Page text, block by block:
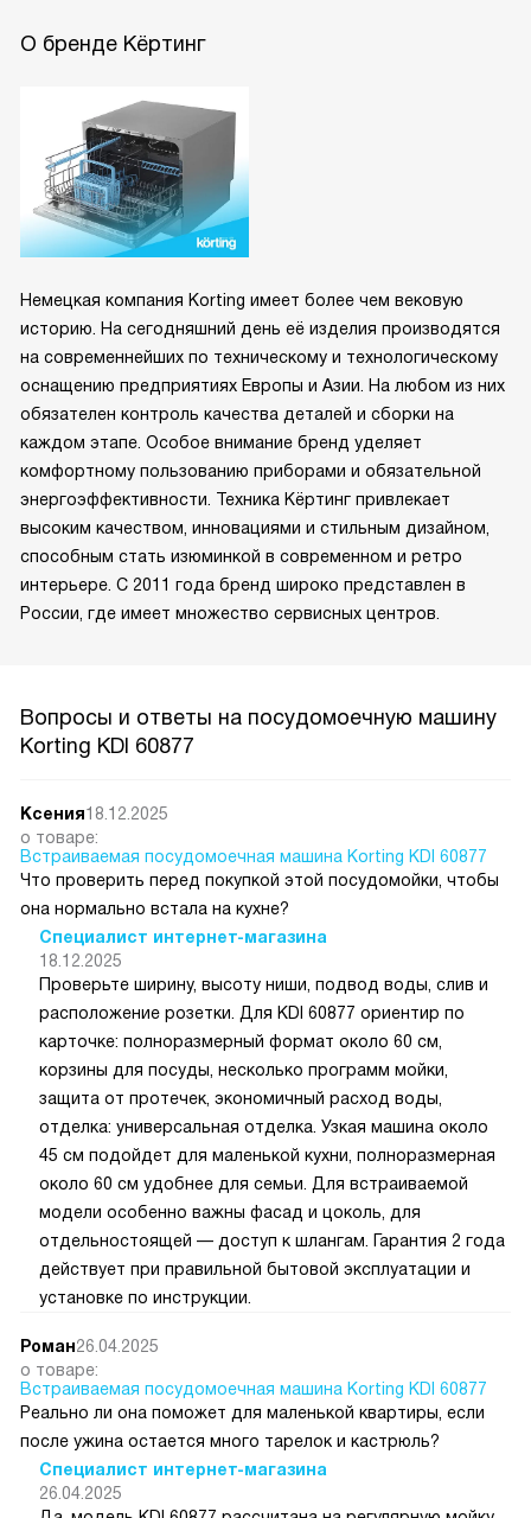
О бренде Кёртинг
Немецкая компания Korting имеет более чем вековую
историю. На сегодняшний день её изделия производятся
на современнейших по техническому и технологическому
оснащению предприятиях Европы и Азии. На любом из них
обязателен контроль качества деталей и сборки на
каждом этапе. Особое внимание бренд уделяет
комфортному пользованию приборами и обязательной
энергоэффективности. Техника Кёртинг привлекает
высоким качеством, инновациями и стильным дизайном,
способным стать изюминкой в современном и ретро
интерьере. С 2011 года бренд широко представлен в
России, где имеет множество сервисных центров.
Вопросы и ответы на посудомоечную машину
Korting KDI 60877
Ксения18.12.2025
о товаре:
Встраиваемая посудомоечная машина Korting KDI 60877
Что проверить перед покупкой этой посудомойки, чтобы
она нормально встала на кухне?
Специалист интернет-магазина
18.12.2025
Проверьте ширину, высоту ниши, подвод воды, слив и
расположение розетки. Для KDI 60877 ориентир по
карточке: полноразмерный формат около 60 см,
корзины для посуды, несколько программ мойки,
защита от протечек, экономичный расход воды,
отделка: универсальная отделка. Узкая машина около
45 см подойдет для маленькой кухни, полноразмерная
около 60 см удобнее для семьи. Для встраиваемой
модели особенно важны фасад и цоколь, для
отдельностоящей — доступ к шлангам. Гарантия 2 года
действует при правильной бытовой эксплуатации и
установке по инструкции.
Роман26.04.2025
о товаре:
Встраиваемая посудомоечная машина Korting KDI 60877
Реально ли она поможет для маленькой квартиры, если
после ужина остается много тарелок и кастрюль?
Специалист интернет-магазина
26.04.2025